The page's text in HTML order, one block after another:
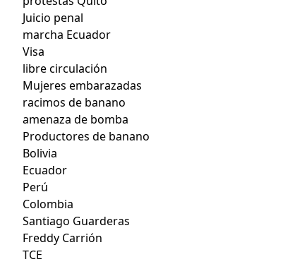
Juicio penal
marcha Ecuador
Visa
libre circulación
Mujeres embarazadas
racimos de banano
amenaza de bomba
Productores de banano
Bolivia
Ecuador
Perú
Colombia
Santiago Guarderas
Freddy Carrión
TCE